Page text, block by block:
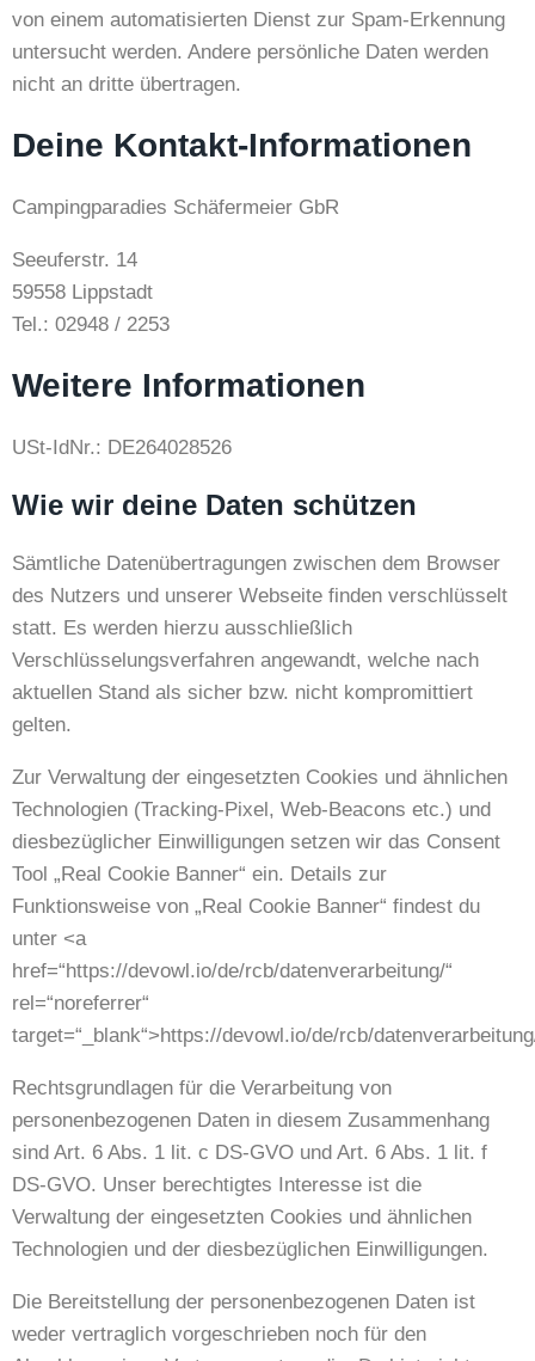
von einem automatisierten Dienst zur Spam-Erkennung
untersucht werden. Andere persönliche Daten werden
nicht an dritte übertragen.
Deine Kontakt-Informationen
Campingparadies Schäfermeier GbR
Seeuferstr. 14
59558 Lippstadt
Tel.: 02948 / 2253
Weitere Informationen
USt-IdNr.: DE264028526
Wie wir deine Daten schützen
Sämtliche Datenübertragungen zwischen dem Browser
des Nutzers und unserer Webseite finden verschlüsselt
statt. Es werden hierzu ausschließlich
Verschlüsselungsverfahren angewandt, welche nach
aktuellen Stand als sicher bzw. nicht kompromittiert
gelten.
Zur Verwaltung der eingesetzten Cookies und ähnlichen
Technologien (Tracking-Pixel, Web-Beacons etc.) und
diesbezüglicher Einwilligungen setzen wir das Consent
Tool „Real Cookie Banner“ ein. Details zur
Funktionsweise von „Real Cookie Banner“ findest du
unter <a
href=“https://devowl.io/de/rcb/datenverarbeitung/“
rel=“noreferrer“
target=“_blank“>https://devowl.io/de/rcb/
Rechtsgrundlagen für die Verarbeitung von
personenbezogenen Daten in diesem Zusammenhang
sind Art. 6 Abs. 1 lit. c DS-GVO und Art. 6 Abs. 1 lit. f
DS-GVO. Unser berechtigtes Interesse ist die
Verwaltung der eingesetzten Cookies und ähnlichen
Technologien und der diesbezüglichen Einwilligungen.
Die Bereitstellung der personenbezogenen Daten ist
weder vertraglich vorgeschrieben noch für den